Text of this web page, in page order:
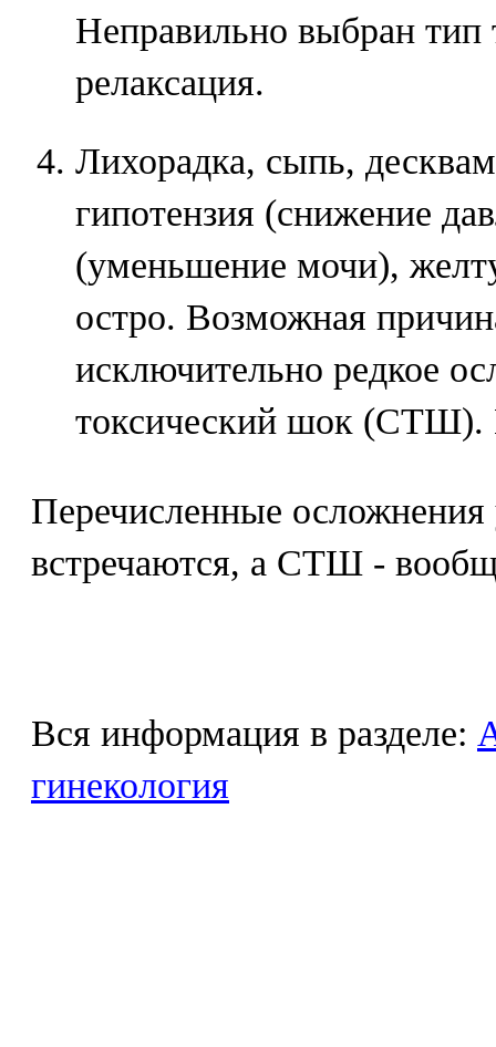
Неправильно выбран тип
релаксация.
Лихорадка, сыпь,
гипотензия (снижение
(уменьшение мочи),
остро. Возможная
исключительно редкое
токсический шок
Перечисленные осложнения
встречаются, а СТШ -
Вся информация в разделе:
гинекология